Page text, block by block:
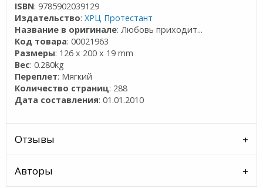
ISBN: 9785902039129
Издательство:ХРЦ Протестант
Название в оригинале: Любовь приходит...
Код товара: 00021963
Размеры: 126 x 200 x 19 mm
Вес: 0.280kg
Переплет: Мягкий
Количество страниц: 288
Дата составления: 01.01.2010
Отзывы
Авторы